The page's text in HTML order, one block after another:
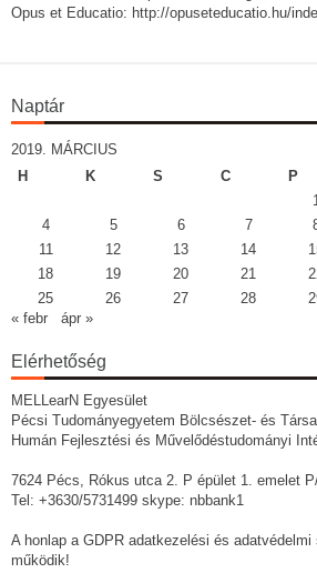
Opus et Educatio: http://opuseteducatio.hu/
Naptár
2019. MÁRCIUS
H
K S C P
1
4
5 6 7
11
12 13 14
18
19 20 21
25
26 27 28
« febr
ápr »
Elérhetőség
MELLearN Egyesület
Pécsi Tudományegyetem Bölcsészet- és
Humán Fejlesztési és Művelődéstudományi
7624 Pécs, Rókus utca 2. P épület 1. emelet
Tel: +3630/5731499 skype: nbbank1
A honlap a GDPR adatkezelési és
működik!